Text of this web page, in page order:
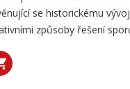
se historickému
způsoby řešení